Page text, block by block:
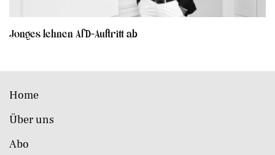
Jonges lehnen AfD-Auftritt ab
Home
Über uns
Abo